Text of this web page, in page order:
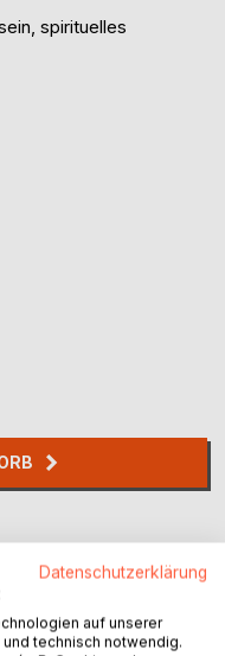
spirituelles
Datenschutzerklärung
auf unserer
technisch notwendig.